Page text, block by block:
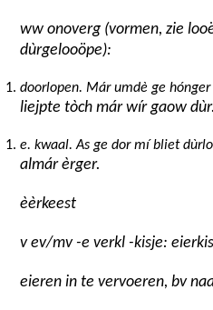
ww onoverg (vormen, zie
dùrgelooöpe):
doorlopen. Már umdè ge hónger
liejpte tòch már wír gaow
e. kwaal. As ge dor mí bliet
almár èrger.
èèrkeest
v ev/mv -e verkl -kisje:
eieren in te vervoeren, bv